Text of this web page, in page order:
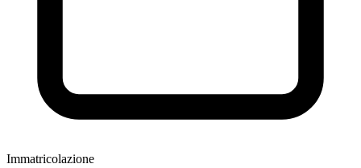
Immatricolazione